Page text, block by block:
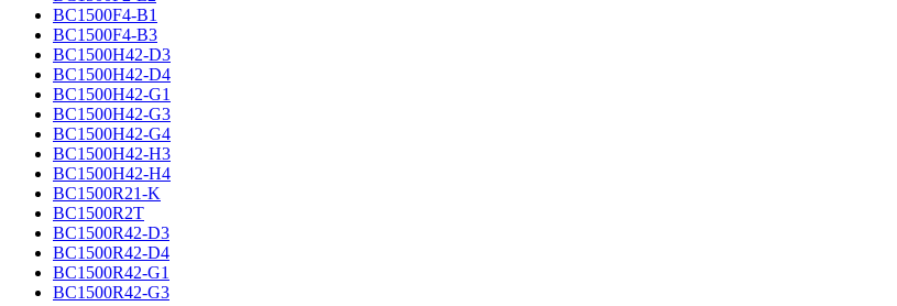
BC1500F4-B1
BC1500F4-B3
BC1500H42-D3
BC1500H42-D4
BC1500H42-G1
BC1500H42-G3
BC1500H42-G4
BC1500H42-H3
BC1500H42-H4
BC1500R21-K
BC1500R2T
BC1500R42-D3
BC1500R42-D4
BC1500R42-G1
BC1500R42-G3